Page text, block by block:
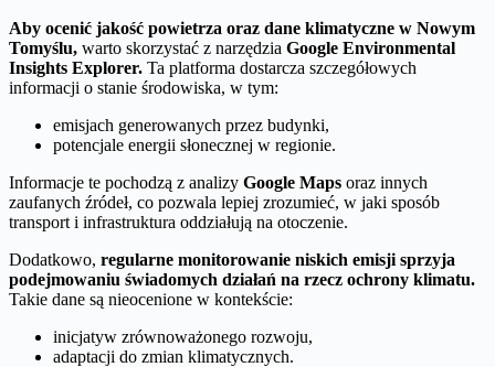
Aby ocenić jakość powietrza oraz dane klimatyczne w Nowym
Tomyślu, warto skorzystać z narzędzia Google Environmental
Insights Explorer. Ta platforma dostarcza szczegółowych
informacji o stanie środowiska, w tym:
emisjach generowanych przez budynki,
potencjale energii słonecznej w regionie.
Informacje te pochodzą z analizy Google Maps oraz innych
zaufanych źródeł, co pozwala lepiej zrozumieć, w jaki sposób
transport i infrastruktura oddziałują na otoczenie.
Dodatkowo, regularne monitorowanie niskich emisji sprzyja
podejmowaniu świadomych działań na rzecz ochrony klimatu.
Takie dane są nieocenione w kontekście:
inicjatyw zrównoważonego rozwoju,
adaptacji do zmian klimatycznych.